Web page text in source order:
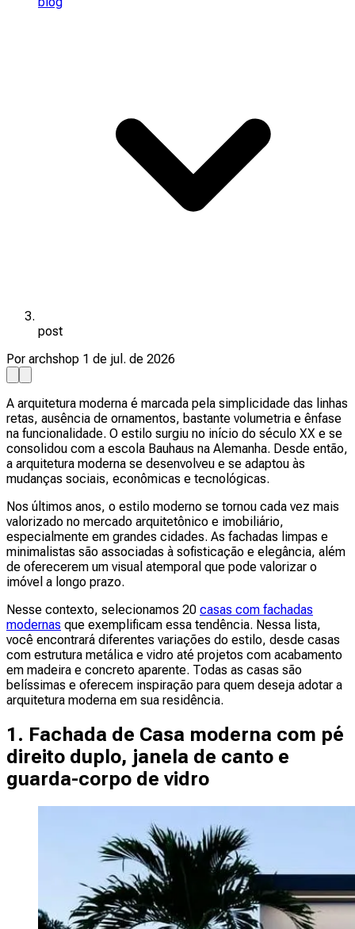
post
Por archshop 1 de jul. de 2026
A arquitetura moderna é marcada pela simplicidade das linhas
retas, ausência de ornamentos, bastante volumetria e ênfase
na funcionalidade. O estilo surgiu no início do século XX e se
consolidou com a escola Bauhaus na Alemanha. Desde então,
a arquitetura moderna se desenvolveu e se adaptou às
mudanças sociais, econômicas e tecnológicas.
Nos últimos anos, o estilo moderno se tornou cada vez mais
valorizado no mercado arquitetônico e imobiliário,
especialmente em grandes cidades. As fachadas limpas e
minimalistas são associadas à sofisticação e elegância, além
de oferecerem um visual atemporal que pode valorizar o
imóvel a longo prazo.
Nesse contexto, selecionamos 20 casas com fachadas
modernas que exemplificam essa tendência. Nessa lista,
você encontrará diferentes variações do estilo, desde casas
com estrutura metálica e vidro até projetos com acabamento
em madeira e concreto aparente. Todas as casas são
belíssimas e oferecem inspiração para quem deseja adotar a
arquitetura moderna em sua residência.
1. Fachada de Casa moderna com pé
direito duplo, janela de canto e
guarda-corpo de vidro